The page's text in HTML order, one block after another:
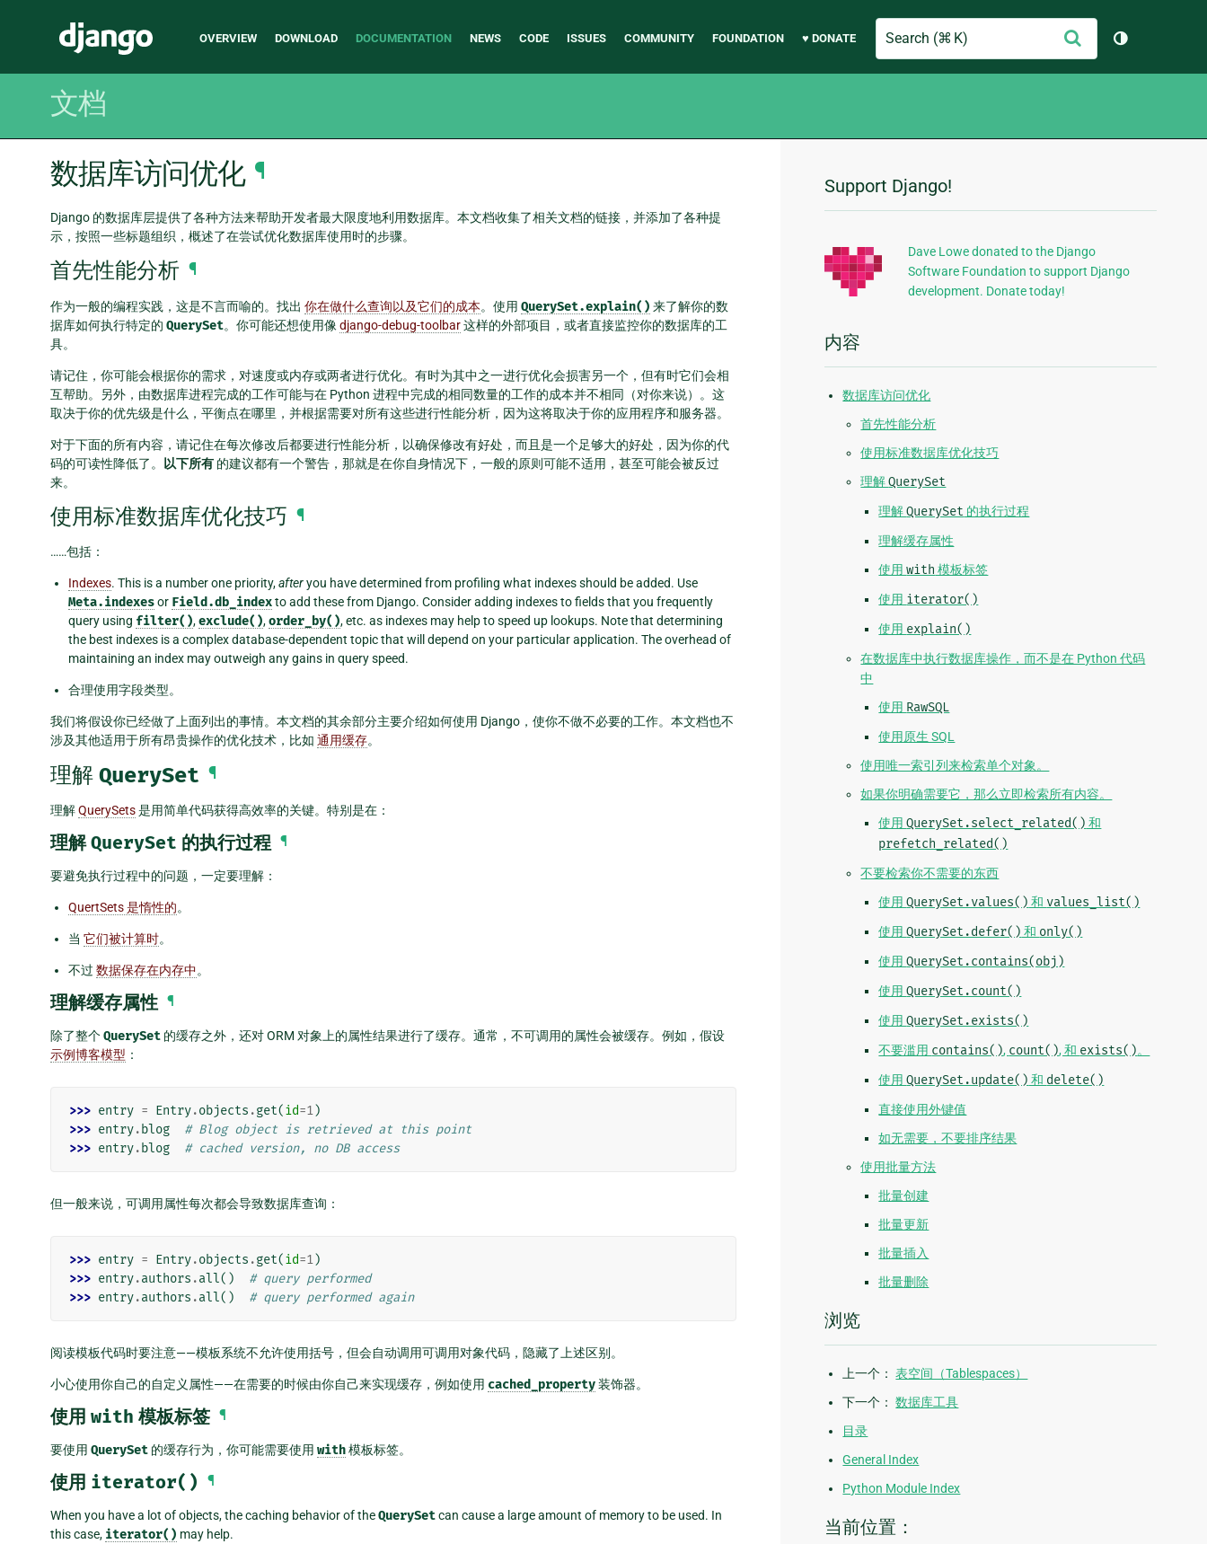
Django
Main
OVERVIEW DOWNLOAD DOCUMENTATION NEWS CODE ISSUES COMMUNITY FOUNDATION ♥ DONATE
Search
交
切换主题（
文档
数据库访问优化 ¶
Django 的数据库层提供了各种方法来帮助开发者最大限度地利用数据库。本文档收集了相关文档的链接，并添加了各种提
示，按照一些标题组织，概述了在尝试优化数据库使用时的步骤。
首先性能分析 ¶
作为一般的编程实践，这是不言而喻的。找出 你在做什么查询以及它们的成本。使用 QuerySet.explain() 来了解你的数
据库如何执行特定的 QuerySet。你可能还想使用像 django-debug-toolbar这样的外部项目，或者直接监控你的数据库的工
具。
请记住，你可能会根据你的需求，对速度或内存或两者进行优化。有时为其中之一进行优化会损害另一个，但有时它们会相
互帮助。另外，由数据库进程完成的工作可能与在 Python 进程中完成的相同数量的工作的成本并不相同（对你来说）。这
取决于你的优先级是什么，平衡点在哪里，并根据需要对所有这些进行性能分析，因为这将取决于你的应用程序和服务器。
对于下面的所有内容，请记住在每次修改后都要进行性能分析，以确保修改有好处，而且是一个足够大的好处，因为你的代
码的可读性降低了。 以下所有 的建议都有一个警告，那就是在你自身情况下，一般的原则可能不适用，甚至可能会被反过
来。
使用标准数据库优化技巧 ¶
……包括：
Indexes. This is a number one priority,afteryou have determined from profiling what indexes should be added. Use
Meta.indexesor Field.db_indexto add these from Django. Consider adding indexes to fields that you frequently
query using filter(),exclude(),order_by(), etc. as indexes may help to speed up lookups. Note that determining
the best indexes is a complex database-dependent topic that will depend on your particular application. The overhead of
maintaining an index may outweigh any gains in query speed.
合理使用字段类型。
我们将假设你已经做了上面列出的事情。本文档的其余部分主要介绍如何使用 Django，使你不做不必要的工作。本文档也不
涉及其他适用于所有昂贵操作的优化技术，比如 通用缓存。
理解 QuerySet ¶
理解QuerySets是用简单代码获得高效率的关键。特别是在：
理解QuerySet 的执行过程 ¶
要避免执行过程中的问题，一定要理解：
QuertSets 是惰性的。
当 它们被计算时。
不过 数据保存在内存中。
理解缓存属性 ¶
除了整个QuerySet 的缓存之外，还对 ORM 对象上的属性结果进行了缓存。通常，不可调用的属性会被缓存。例如，假设
示例博客模型 ：
>>> entry = Entry.objects .get(id=1)
>>> entry. blog
# Blog object is retrieved at this point
>>> entry. blog # cached version, no DB access
但一般来说，可调用属性每次都会导致数据库查询：
>>> entry = Entry.objects .get(id=1)
>>> entry.authors .all()
# query performed
>>> entry.authors .all() # query performed again
阅读模板代码时要注意——模板系统不允许使用括号，但会自动调用可调用对象代码，隐藏了上述区别。
小心使用你自己的自定义属性——在需要的时候由你自己来实现缓存，例如使用 cached_property装饰器。
使用 with 模板标签 ¶
要使用 QuerySet 的缓存行为，你可能需要使用 with模板标签。
使用 iterator() ¶
When you have a lot of objects, the caching behavior of theQuerySetcan cause a large amount of memory to be used. In
this case, iterator() may help.
附
加
信
息
Support Django!
Dave Lowe donated to the Django
Software Foundation to support Django
development. Donate today!
内容
数据库访问优化
首先性能分析
使用标准数据库优化技巧
理解QuerySet
理解QuerySet 的执行过程
理解缓存属性
使用with 模板标签
使用 iterator()
使用 explain()
在数据库中执行数据库操作，而不是在 Python 代码
中
使用 RawSQL
使用原生 SQL
使用唯一索引列来检索单个对象。
如果你明确需要它，那么立即检索所有内容。
使用QuerySet.select_related() 和
prefetch_related()
不要检索你不需要的东西
使用QuerySet.values() 和 values_list()
使用QuerySet.defer() 和 only()
使用QuerySet.contains(obj)
使用QuerySet.count()
使用QuerySet.exists()
不要滥用 contains(), count(), 和 exists()。
使用QuerySet.update() 和 delete()
直接使用外键值
如无需要，不要排序结果
使用批量方法
批量创建
批量更新
批量插入
批量删除
浏览
上一个：表空间（Tablespaces）
下一个：数据库工具
目录
General Index
Python Module Index
当前位置：